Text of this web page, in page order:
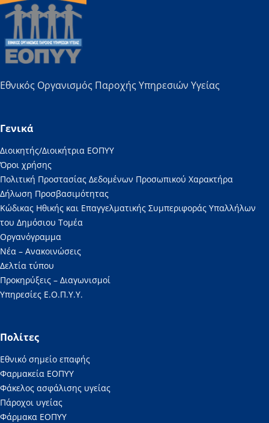
Εθνικός Οργανισμός Παροχής Υπηρεσιών Υγείας
Γενικά
Διοικητής/Διοικήτρια ΕΟΠΥΥ
Όροι χρήσης
Πολιτική Προστασίας Δεδομένων Προσωπικού Χαρακτήρα
Δήλωση Προσβασιμότητας
Κώδικας Ηθικής και Επαγγελματικής Συμπεριφοράς Υπαλλήλων
του Δημόσιου Τομέα
Οργανόγραμμα
Νέα – Ανακοινώσεις
Δελτία τύπου
Προκηρύξεις – Διαγωνισμοί
Υπηρεσίες Ε.Ο.Π.Υ.Υ.
Πολίτες
Εθνικό σημείο επαφής
Φαρμακεία ΕΟΠΥΥ
Φάκελος ασφάλισης υγείας
Πάροχοι υγείας
Φάρμακα ΕΟΠΥΥ